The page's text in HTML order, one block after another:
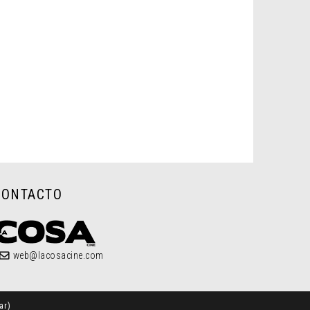
web@lacosacine.com
)